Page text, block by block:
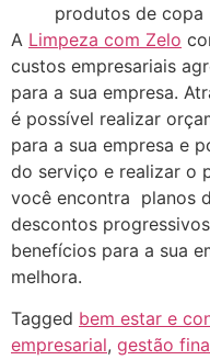
produtos de copa
A Limpeza com Zelo
custos empresariais
para a sua empresa.
é possível realizar
para a sua empresa e
do serviço e realizar o
você encontra planos
descontos
benefícios para a sua
melhora.
Tagged bem estar e
empresarial, gestão